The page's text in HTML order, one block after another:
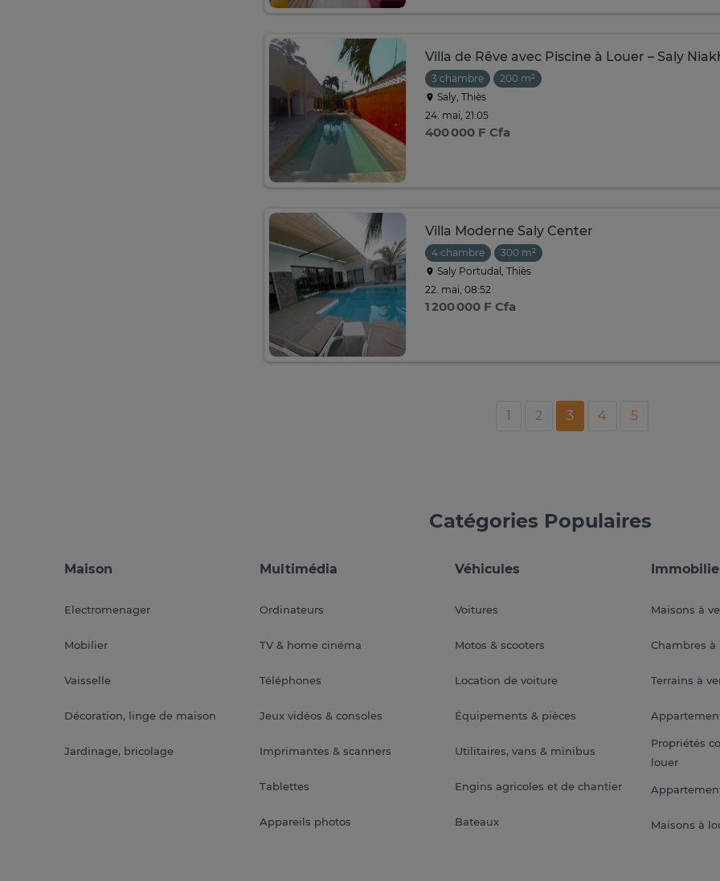
Villa de Rêve avec Piscine à Louer – Saly
3 chambre
200 m²
Saly, Thiès
24. mai, 21:05
400 000 F Cfa
Villa Moderne Saly Center
4 chambre
300 m²
Saly Portudal, Thiès
22. mai, 08:52
1 200 000 F Cfa
1 2 3 4 5
Catégories Populaires
Maison
Electromenager
Mobilier
Vaisselle
Décoration, linge de maison
Jardinage, bricolage
Multimédia
Ordinateurs
TV & home cinéma
Téléphones
Jeux vidéos & consoles
Imprimantes & scanners
Tablettes
Appareils photos
Véhicules
Voitures
Motos & scooters
Location de voiture
Équipements & pièces
Utilitaires, vans & minibus
Engins agricoles et de chantier
Bateaux
Maisons à
Chambres à
Terrains à
Propriétés
louer
Maisons à